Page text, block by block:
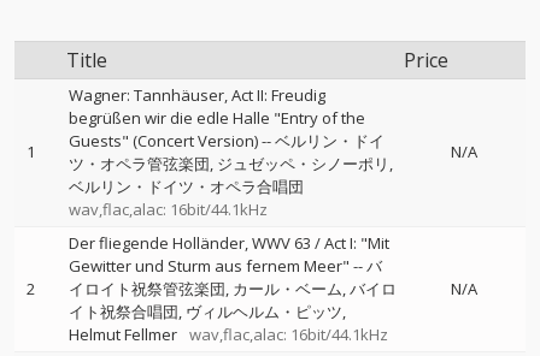
Title Price
1
Wagner: Tannhäuser, Act II: Freudig
begrüßen wir die edle Halle "Entry of the
Guests" (Concert Version)--ベルリン・ドイ
ツ・オペラ管弦楽団 ジュゼッペ・シノーポリ
ベルリン・ドイツ・オペラ合唱団
wav,flac,alac: 16bit/44.1kHz
N/A
2
Der fliegende Holländer, WWV 63 / Act I: "Mit
Gewitter und Sturm aus fernem Meer" --バ
イロイト祝祭管弦楽団 カール・ベーム バイロ
イト祝祭合唱団 ヴィルヘルム・ピッツ
Helmut Fellmer wav,flac,alac: 16bit/44.1kHz
N/A